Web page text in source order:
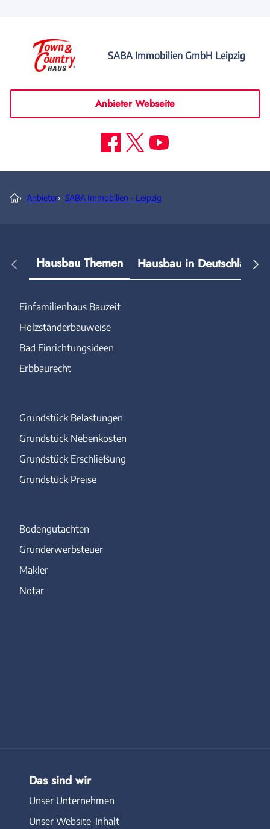
SABA Immobilien GmbH Leipzig
Anbieter Webseite
› Anbieter› SABA Immobilien - Leipzig
Hausbau Themen Hausbau in Deutschland
Einfamilienhaus Bauzeit
Holzständerbauweise
Bad Einrichtungsideen
Erbbaurecht
Grundstück Belastungen
Grundstück Nebenkosten
Grundstück Erschließung
Grundstück Preise
Bodengutachten
Grunderwerbsteuer
Makler
Notar
Das sind wir
Unser Unternehmen
Unser Website-Inhalt